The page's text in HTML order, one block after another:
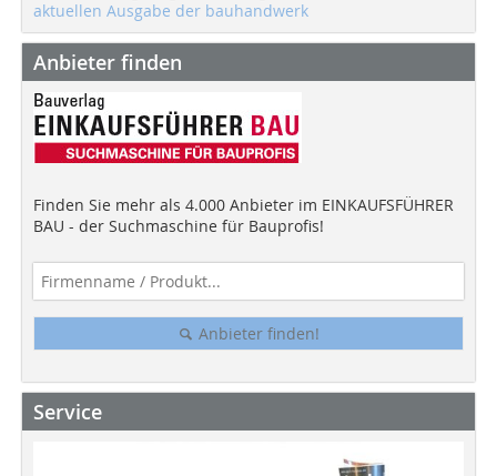
aktuellen Ausgabe der bauhandwerk
Anbieter finden
Finden Sie mehr als 4.000 Anbieter im EINKAUFSFÜHRER
BAU - der Suchmaschine für Bauprofis!
Anbieter finden!
Service